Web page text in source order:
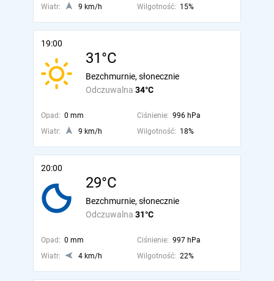
Wiatr:
9 km/h Wilgotność: 15%
19:00
31°C
Odczuwalna 34°C
Bezchmurnie, słonecznie
Opad: 0 mm Ciśnienie: 996 hPa
Wiatr:
9 km/h Wilgotność: 18%
20:00
29°C
Odczuwalna 31°C
Bezchmurnie, słonecznie
Opad: 0 mm Ciśnienie: 997 hPa
Wiatr:
4 km/h Wilgotność: 22%